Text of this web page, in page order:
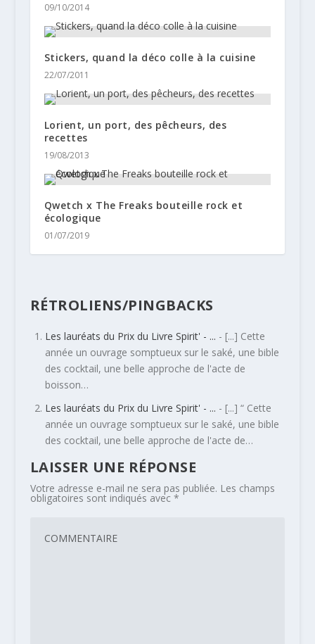
09/10/2014
Stickers, quand la déco colle à la cuisine
22/07/2011
Lorient, un port, des pêcheurs, des
recettes
19/08/2013
Qwetch x The Freaks bouteille rock et
écologique
01/07/2019
RÉTROLIENS/PINGBACKS
Les lauréats du Prix du Livre Spirit' - ... - [...] Cette
année un ouvrage somptueux sur le saké, une bible
des cocktail, une belle approche de l'acte de
boisson…
Les lauréats du Prix du Livre Spirit' - ... - [...] “ Cette
année un ouvrage somptueux sur le saké, une bible
des cocktail, une belle approche de l'acte de…
LAISSER UNE RÉPONSE
Votre adresse e-mail ne sera pas publiée. Les champs
obligatoires sont indiqués avec *